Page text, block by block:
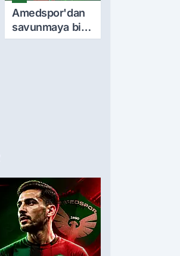
Amedspor'dan
savunmaya bir
takviye daha: